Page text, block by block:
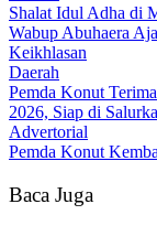
Shalat Idul Adha di
Wabup Abuhaera
Keikhlasan
Daerah
Pemda Konut
2026, Siap di
Advertorial
Pemda Konut
Baca Juga